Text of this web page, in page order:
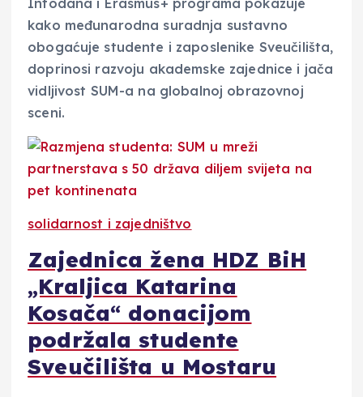
Infodana i Erasmus+ programa pokazuje
kako međunarodna suradnja sustavno
obogaćuje studente i zaposlenike Sveučilišta,
doprinosi razvoju akademske zajednice i jača
vidljivost SUM-a na globalnoj obrazovnoj
sceni.
solidarnost i zajedništvo
Zajednica žena HDZ BiH
„Kraljica Katarina
Kosača“ donacijom
podržala studente
Sveučilišta u Mostaru